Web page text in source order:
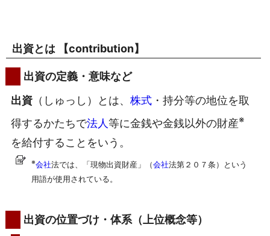
出資とは 【contribution】
出資の定義・意味など
出資 （しゅっし）とは、 株式 ・持分等の地位を取
得するかたちで法人等に金銭や金銭以外の財産※
を給付することをいう。
※会社法では、「現物出資財産」（会社法第２０７条）という
用語が使用されている。
出資の位置づけ・体系（上位概念等）